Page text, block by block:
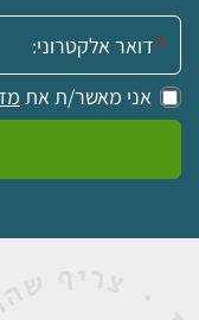
אימייל:
אני מאשר/ת את